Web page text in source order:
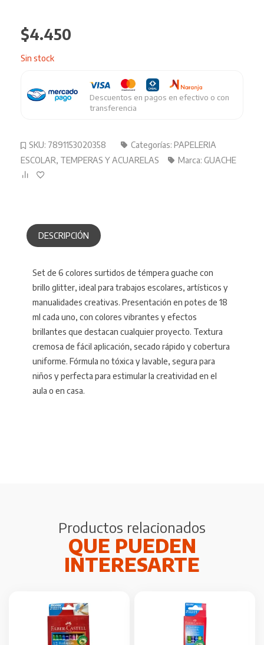
$4.450
Sin stock
SKU: 7891153020358 Categorías: PAPELERIA
ESCOLAR, TEMPERAS Y ACUARELAS Marca: GUACHE
Descuentos en pagos en efectivo o con
transferencia
DESCRIPCIÓN
Set de 6 colores surtidos de témpera guache con
brillo glitter, ideal para trabajos escolares, artísticos y
manualidades creativas. Presentación en potes de 18
ml cada uno, con colores vibrantes y efectos
brillantes que destacan cualquier proyecto. Textura
cremosa de fácil aplicación, secado rápido y cobertura
uniforme. Fórmula no tóxica y lavable, segura para
niños y perfecta para estimular la creatividad en el
aula o en casa.
Productos relacionados